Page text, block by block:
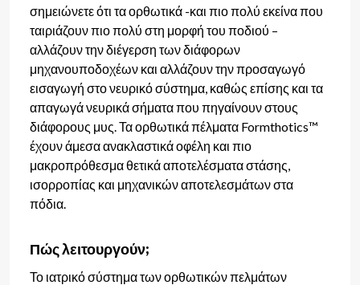
σημειώνετε ότι τα ορθωτικά -και πιο πολύ εκείνα που
ταιριάζουν πιο πολύ στη μορφή του ποδιού –
αλλάζουν την διέγερση των διάφορων
μηχανουποδοχέων και αλλάζουν την προσαγωγό
εισαγωγή στο νευρικό σύστημα, καθώς επίσης και τα
απαγωγά νευρικά σήματα που πηγαίνουν στους
διάφορους μυς. Τα ορθωτικά πέλματα Formthotics™
έχουν άμεσα ανακλαστικά οφέλη και πιο
μακροπρόθεσμα θετικά αποτελέσματα στάσης,
ισορροπίας και μηχανικών αποτελεσμάτων στα
πόδια.
Πώς λειτουργούν;
Το ιατρικό σύστημα των ορθωτικών πελμάτων